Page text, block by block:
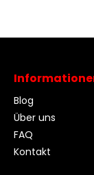
Blog
Über uns
FAQ
Kontakt